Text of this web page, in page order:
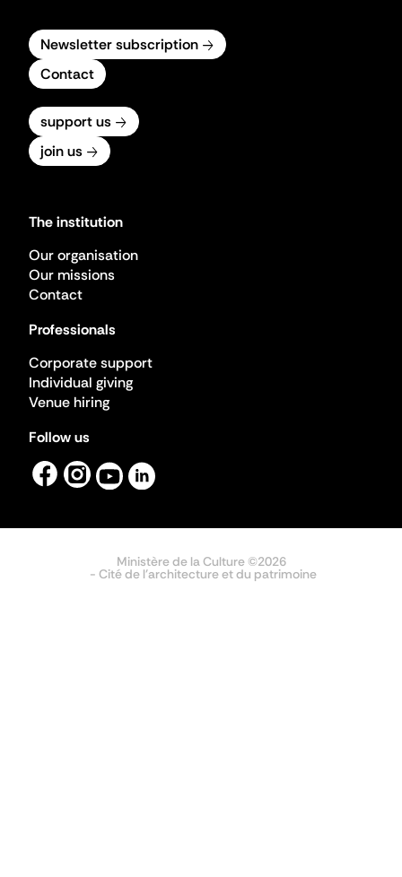
Newsletter subscription
Contact
support us
join us
The institution
Our organisation
Our missions
Contact
Professionals
Corporate support
Individual giving
Venue hiring
Follow us
Ministère de la Culture ©2026
- Cité de l'architecture et du patrimoine